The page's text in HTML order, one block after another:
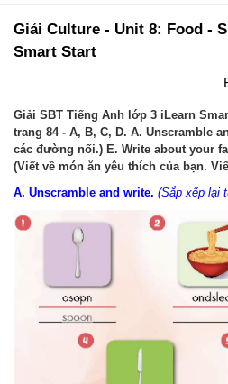
Giải Culture - Unit 8: Food -
Smart Start
Giải SBT Tiếng Anh lớp 3 iLearn
trang 84 - A, B, C, D. A. Unscramble
các đường nối.) E. Write about your
(Viết về món ăn yêu thích của bạn.
A. Unscramble and write. (Sắp xếp lại